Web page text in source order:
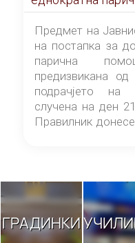
штетата предизвикана од природната
непогода на
Центар-Скопје случена на ден 21.07.2026
година
Предмет на
на постапка за
парична
предизвикана
подрачјето на
случена на ден
Правилник
ГРАДИНКИ